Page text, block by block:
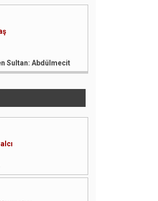
Sultan: Abdülmecit